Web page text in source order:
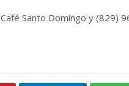
Santo Domingo y (829)